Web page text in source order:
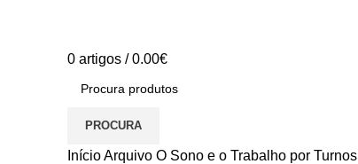
0 artigos / 0.00€
PROCURA
InícioArquivo O Sono e o Trabalho por Turnos